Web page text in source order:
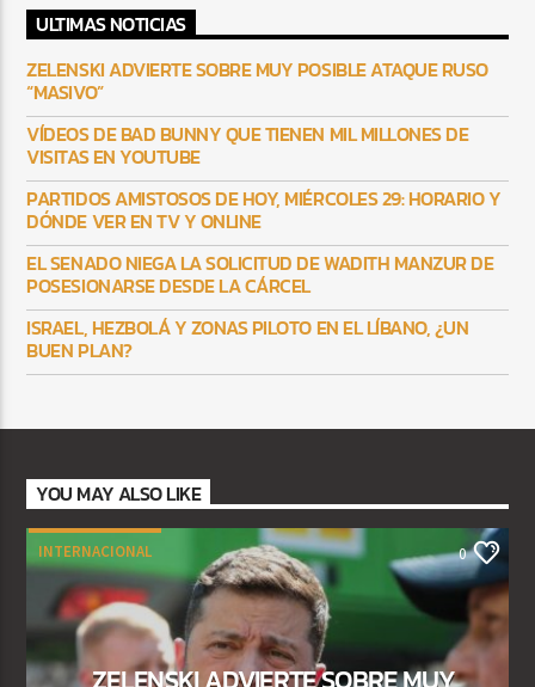
ULTIMAS NOTICIAS
ZELENSKI ADVIERTE SOBRE MUY POSIBLE ATAQUE RUSO
“MASIVO”
VÍDEOS DE BAD BUNNY QUE TIENEN MIL MILLONES DE
VISITAS EN YOUTUBE
PARTIDOS AMISTOSOS DE HOY, MIÉRCOLES 29: HORARIO Y
DÓNDE VER EN TV Y ONLINE
EL SENADO NIEGA LA SOLICITUD DE WADITH MANZUR DE
POSESIONARSE DESDE LA CÁRCEL
ISRAEL, HEZBOLÁ Y ZONAS PILOTO EN EL LÍBANO, ¿UN
BUEN PLAN?
YOU MAY ALSO LIKE
INTERNACIONAL 0